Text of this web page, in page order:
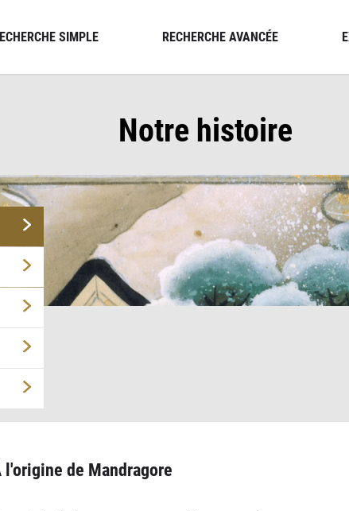
SIMPLE RECHERCHE AVANCÉE
Notre histoire
l'origine de Mandragore